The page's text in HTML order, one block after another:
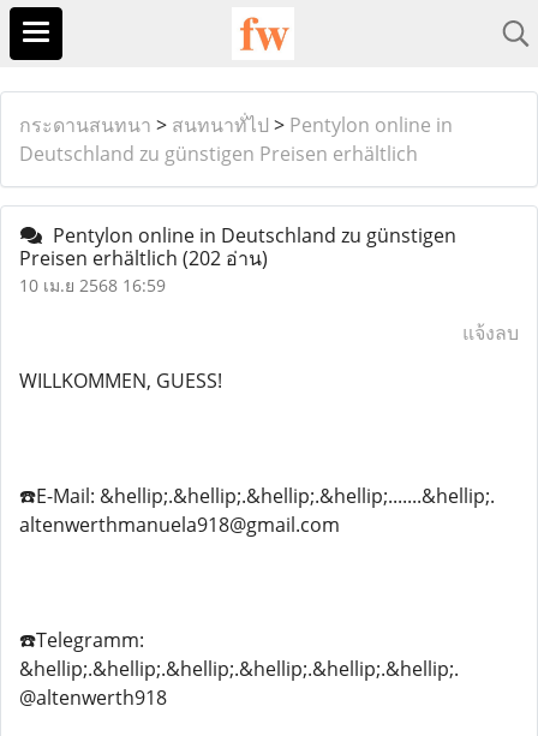
กระดานสนทนา > สนทนาทั่ไป > Pentylon online in
Deutschland zu günstigen Preisen erhältlich
Pentylon online in Deutschland zu günstigen
Preisen erhältlich (202 อ่าน)
10 เม.ย 2568 16:59
แจ้งลบ
WILLKOMMEN, GUESS!
☎️E-Mail: &hellip;.&hellip;.&hellip;.&hellip;.......&hellip;.
altenwerthmanuela918@gmail.com
☎️Telegramm:
&hellip;.&hellip;.&hellip;.&hellip;.&hellip;.&hellip;.
@altenwerth918